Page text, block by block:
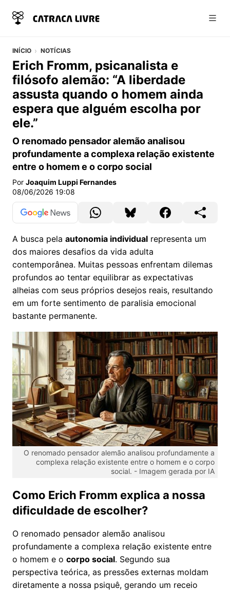
INÍCIO NOTÍCIAS
Erich Fromm, psicanalista e
filósofo alemão: “A liberdade
assusta quando o homem ainda
espera que alguém escolha por
ele.”
O renomado pensador alemão analisou
profundamente a complexa relação existente
entre o homem e o corpo social
Por Joaquim Luppi Fernandes
08/06/2026 19:08
A busca pela autonomia individual representa um
dos maiores desafios da vida adulta
contemporânea. Muitas pessoas enfrentam dilemas
profundos ao tentar equilibrar as expectativas
alheias com seus próprios desejos reais, resultando
em um forte sentimento de paralisia emocional
bastante permanente.
O renomado pensador alemão analisou profundamente a
complexa relação existente entre o homem e o corpo
social. - Imagem gerada por IA
Como Erich Fromm explica a nossa
dificuldade de escolher?
O renomado pensador alemão analisou
profundamente a complexa relação existente entre
o homem e o corpo social. Segundo sua
perspectiva teórica, as pressões externas moldam
diretamente a nossa psiquê, gerando um receio